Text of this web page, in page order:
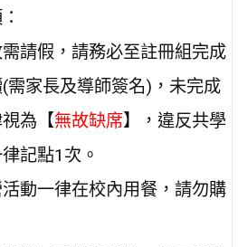
請假，請務必至註冊組完成
需家長及導師簽名)，未完成
為【無故缺席】，違反共學
記點1次。
動一律在校內用餐，請勿購